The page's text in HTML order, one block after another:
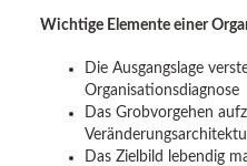
Wichtige Elemente einer
Die Ausgangslage
Organisationsdiagnose
Das Grobvorgehen
Das Zielbild lebendig